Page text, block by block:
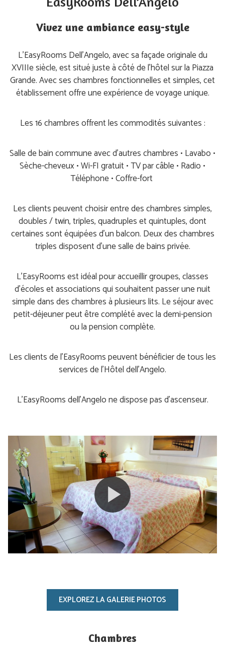
Vivez une ambiance easy-style
L’EasyRooms Dell’Angelo, avec sa façade originale du
XVIIIe siècle, est situé juste à côté de l’hôtel sur la Piazza
Grande. Avec ses chambres fonctionnelles et simples, cet
établissement offre une expérience de voyage unique.
Les 16 chambres offrent les commodités suivantes :
Salle de bain commune avec d’autres chambres • Lavabo •
Sèche-cheveux • Wi-FI gratuit • TV par câble • Radio •
Téléphone • Coffre-fort
Les clients peuvent choisir entre des chambres simples,
doubles / twin, triples, quadruples et quintuples, dont
certaines sont équipées d’un balcon. Deux des chambres
triples disposent d’une salle de bains privée.
L'EasyRooms est idéal pour accueillir groupes, classes
d’écoles et associations qui souhaitent passer une nuit
simple dans des chambres à plusieurs lits. Le séjour avec
petit-déjeuner peut être complété avec la demi-pension
ou la pension complète.
Les clients de l’EasyRooms peuvent bénéficier de tous les
services de l’Hôtel dell’Angelo.
L’EasyRooms dell’Angelo ne dispose pas d’ascenseur.
EXPLOREZ LA GALERIE PHOTOS
Chambres